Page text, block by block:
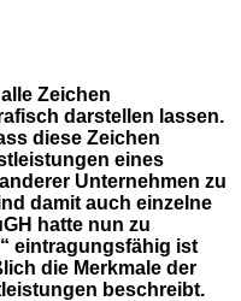
Zeichen
darstellen lassen.
diese Zeichen
eines
Unternehmen zu
damit auch einzelne
hatte nun zu
eintragungsfähig ist
die Merkmale der
beschreibt.